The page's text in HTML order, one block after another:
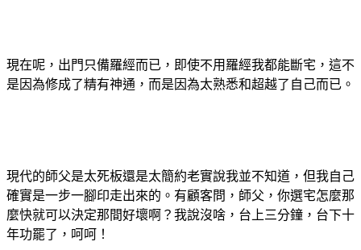
現在呢，出門只備羅經而已，即使不用羅經我都能斷宅，這不
是因為修成了精有神通，而是因為太熟悉和超越了自己而已。
現代的師父是太死板還是太簡約老實說我並不知道，但我自己
確實是一步一腳印走出來的。有顧客問，師父，你選宅怎麼那
麼快就可以決定那間好壞啊？我說沒啥，台上三分鐘，台下十
年功罷了，呵呵！